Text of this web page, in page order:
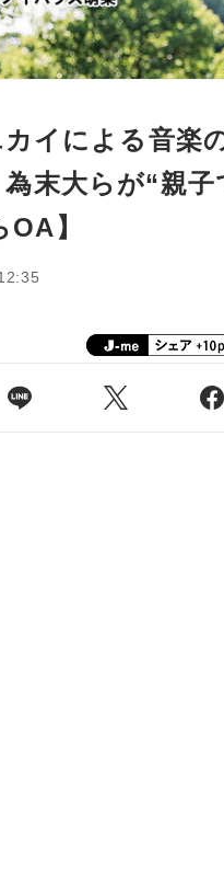
イによる音楽
末大らが“親子
】